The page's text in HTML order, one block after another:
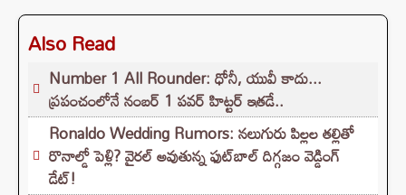
Also Read
Number 1 All Rounder: ధోనీ, యువీ కాదు...
ప్రపంచంలోనే నంబర్ 1 పవర్ హిట్టర్ ఇతడే..
Ronaldo Wedding Rumors: నలుగురు పిల్లల తల్లితో
రొనాల్డో పెళ్లి? వైరల్ అవుతున్న ఫుట్‌బాల్ దిగ్గజం వెడ్డింగ్
డేట్!